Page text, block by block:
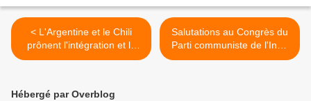
< L'Argentine et le Chili
prônent l'intégration et la
coopération économique
Salutations au Congrès du
Parti communiste de l'Inde
(marxiste) >
Hébergé par Overblog